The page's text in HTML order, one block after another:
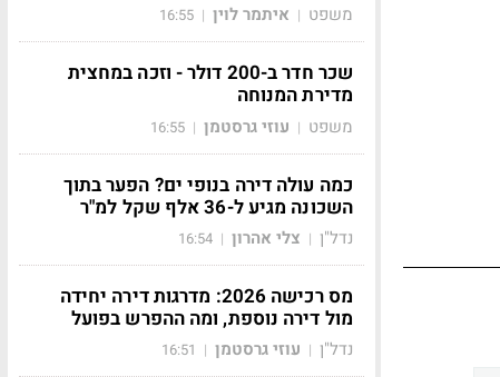
משפט | איתמר לוין |
16:55
שכר חדר ב-200 דולר - וזכה במחצית
מדירת המנוחה
משפט | עוזי גרסטמן |
16:55
כמה עולה דירה בנופי ים? הפער בתוך
השכונה מגיע ל-36 אלף שקל למ"ר
נדל"ן | צלי אהרון |
16:54
מס רכישה 2026: מדרגות דירה יחידה
מול דירה נוספת, ומה ההפרש בפועל
נדל"ן | עוזי גרסטמן |
16:51